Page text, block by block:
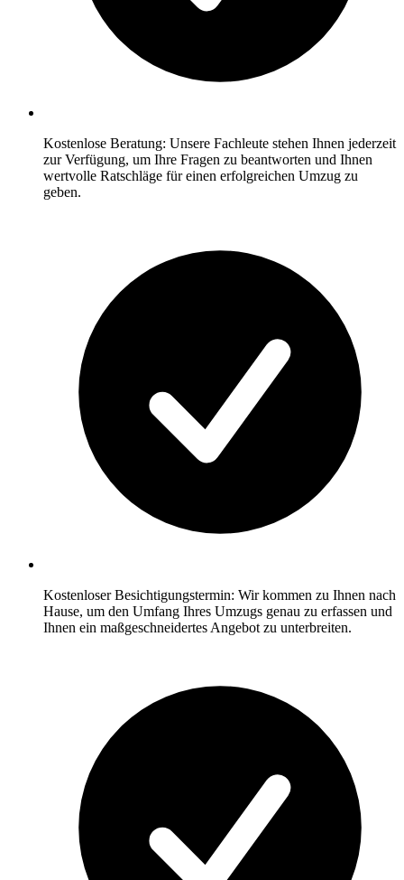
Kostenlose Beratung: Unsere Fachleute stehen Ihnen jederzeit
zur Verfügung, um Ihre Fragen zu beantworten und Ihnen
wertvolle Ratschläge für einen erfolgreichen Umzug zu
geben.
Kostenloser Besichtigungstermin: Wir kommen zu Ihnen nach
Hause, um den Umfang Ihres Umzugs genau zu erfassen und
Ihnen ein maßgeschneidertes Angebot zu unterbreiten.